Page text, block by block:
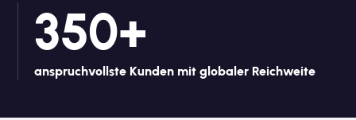
350+
anspruchvollste Kunden mit globaler Reichweite